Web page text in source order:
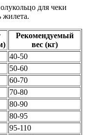
для чеки
Рекомендуемый
вес (кг)
40-50
50-60
60-70
70-80
80-90
80-95
95-110